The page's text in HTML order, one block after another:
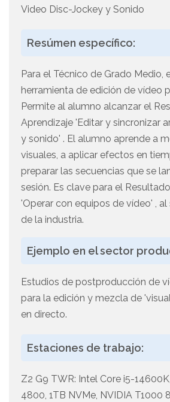
Video Disc-Jockey y Sonido
Resúmen específico:
Para el Técnico de Grado Medio,
herramienta de edición de vídeo
Permite al alumno alcanzar el
Aprendizaje 'Editar y sincronizar
y sonido' . El alumno aprende a
visuales, a aplicar efectos en
preparar las secuencias que se
sesión. Es clave para el
'Operar con equipos de vídeo' , al
de la industria.
Ejemplo en el sector
Estudios de postproducción de
para la edición y mezcla de
en directo.
Estaciones de trabajo:
Z2 G9 TWR: Intel Core i5-
4800, 1TB NVMe, NVIDIA T1000